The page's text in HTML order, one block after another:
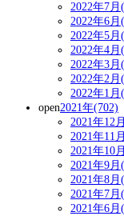
2022年7月
2022年6月
2022年5月
2022年4月
2022年3月
2022年2月
2022年1月
open2021年(702)
2021年12
2021年11
2021年10
2021年9月
2021年8月
2021年7月
2021年6月